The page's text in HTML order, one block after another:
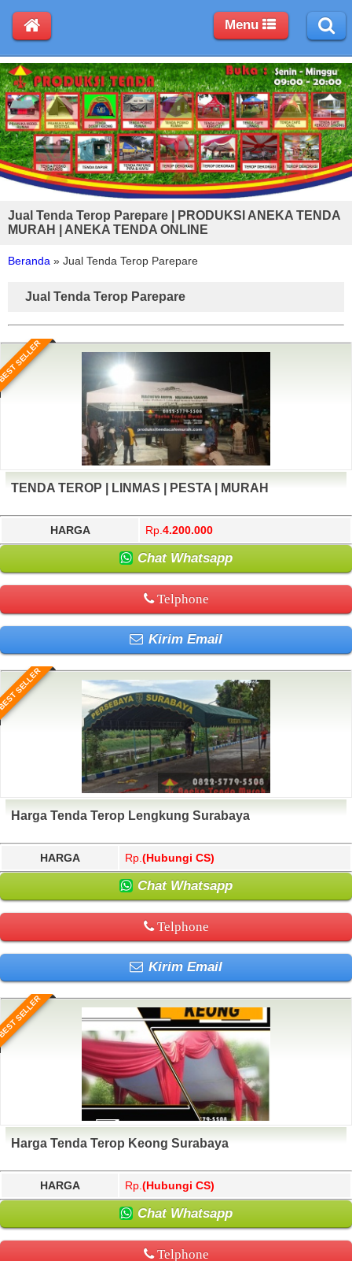
Jual Tenda Terop Parepare | PRODUKSI ANEKA TENDA
MURAH | ANEKA TENDA ONLINE
Beranda » Jual Tenda Terop Parepare
Jual Tenda Terop Parepare
SELLER
TENDA TEROP | LINMAS | PESTA | MURAH
HARGA Rp. 4.200.000
Chat Whatsapp
Telphone
Kirim Email
SELLER
Harga Tenda Terop Lengkung Surabaya
HARGA Rp. (Hubungi CS)
Chat Whatsapp
Telphone
Kirim Email
SELLER
Harga Tenda Terop Keong Surabaya
HARGA Rp. (Hubungi CS)
Chat Whatsapp
Telphone
Menu